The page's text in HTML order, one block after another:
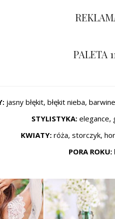
PALETA
jasny błękit, błękit nieba,
STYLISTYKA: elegance,
KWIATY: róża, storczyk,
PORA ROKU: